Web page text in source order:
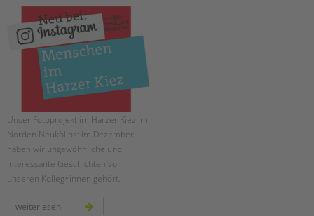
Magazin
KONTAKT
Impressum
Datenschutz
Hinweisgebersystem
Intranet
Unser Fotoprojekt im Harzer Kiez im
Norden Neuköllns: Im Dezember
haben wir ungewöhnliche und
interessante Geschichten von
unseren Kolleg*innen gehört.
weiterlesen menschen